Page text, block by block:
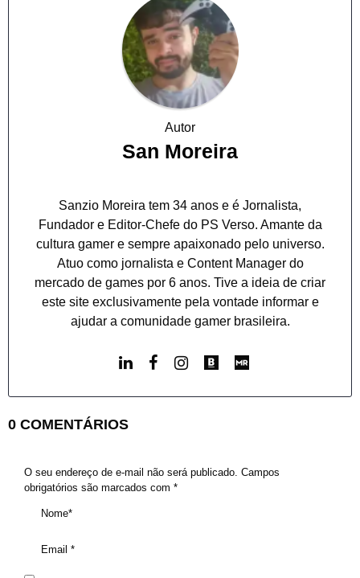
Autor
San Moreira
Sanzio Moreira tem 34 anos e é Jornalista,
Fundador e Editor-Chefe do PS Verso. Amante da
cultura gamer e sempre apaixonado pelo universo.
Atuo como jornalista e Content Manager do
mercado de games por 6 anos. Tive a ideia de criar
este site exclusivamente pela vontade informar e
ajudar a comunidade gamer brasileira.
0 COMENTÁRIOS
O seu endereço de e-mail não será publicado. Campos
obrigatórios são marcados com *